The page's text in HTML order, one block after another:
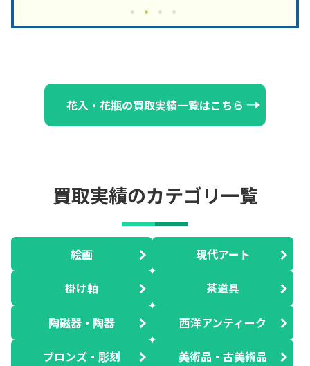
花入・花瓶の買取実績一覧はこちら
買取実績のカテゴリ一覧
絵画 現代アート
掛け軸 茶道具
陶磁器・陶器 西洋アンティーク
ブロンズ・彫刻 美術品・古美術品